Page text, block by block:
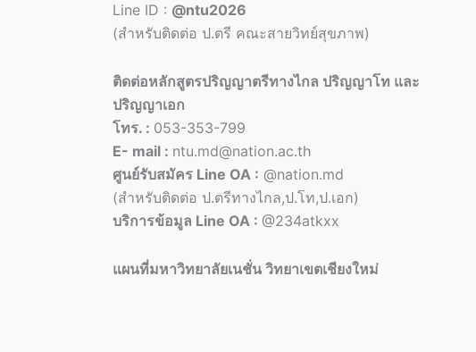
Line ID : @ntu2026
(สำหรับติดต่อ ป.ตรี คณะสายวิทย์สุขภาพ)
ติดต่อหลักสูตรปริญญาตรีทางไกล ปริญญาโท และ
ปริญญาเอก
โทร. : 053-353-799
E- mail : ntu.md@nation.ac.th
ศูนย์รับสมัคร Line OA : @nation.md
(สำหรับติดต่อ ป.ตรีทางไกล,ป.โท,ป.เอก)
บริการข้อมูล Line OA : @234atkxx
แผนที่มหาวิทยาลัยเนชั่น วิทยาเขตเชียงใหม่